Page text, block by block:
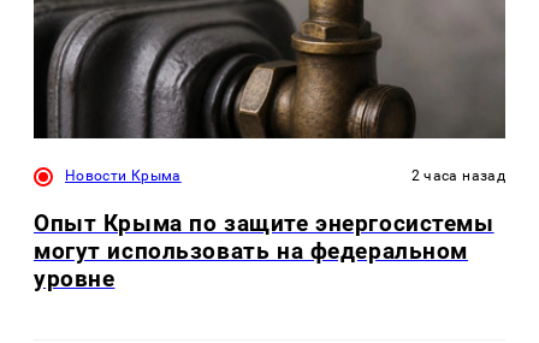
Новости Крыма 2 часа назад
Опыт Крыма по защите энергосистемы
могут использовать на федеральном
уровне